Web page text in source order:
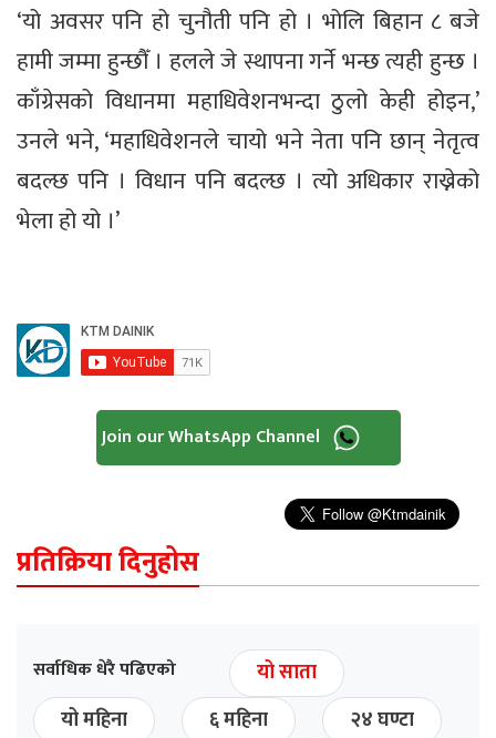
‘यो अवसर पनि हो चुनौती पनि हो । भोलि बिहान ८ बजे
हामी जम्मा हुन्छौँ । हलले जे स्थापना गर्ने भन्छ त्यही हुन्छ ।
काँग्रेसको विधानमा महाधिवेशनभन्दा ठुलो केही होइन,’
उनले भने, ‘महाधिवेशनले चायो भने नेता पनि छान् नेतृत्व
बदल्छ पनि । विधान पनि बदल्छ । त्यो अधिकार राख्नेको
भेला हो यो ।’
Join our WhatsApp Channel
प्रतिक्रिया दिनुहोस
सर्वाधिक धेरै पढिएको
यो साता
यो महिना
६ महिना २४ घण्टा